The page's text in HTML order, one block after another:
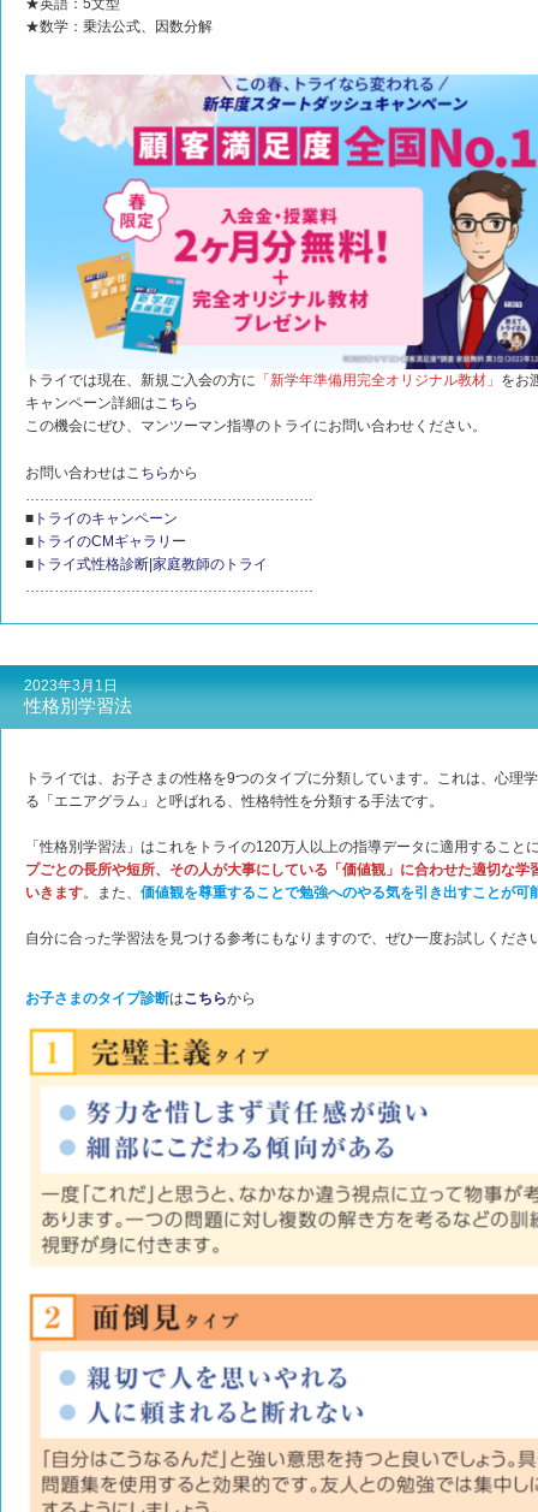
★英語：5文型
★数学：乗法公式、因数分解
トライでは現在、新規ご入会の方に 「新学年準備用完全オリジナル教材」 をお
キャンペーン詳細はこちら
この機会にぜひ、マンツーマン指導のトライにお問い合わせください。
お問い合わせはこちらから
……………………………………………………
■ トライのキャンペーン
■ トライのCMギャラリー
■ トライ式性格診断|家庭教師のトライ
……………………………………………………
2023年3月1日
性格別学習法
トライでは、お子さまの性格を9つのタイプに分類しています。これは、心理
る「エニアグラム」と呼ばれる、性格特性を分類する手法です。
「性格別学習法」はこれをトライの120万人以上の指導データに適用すること
プごとの長所や短所、その人が大事にしている「価値観」に合わせた適切な
いきます。また、 価値観を尊重することで勉強へのやる気を引き出すことが可
自分に合った学習法を見つける参考にもなりますので、ぜひ一度お試しくださ
お子さまのタイプ診断はこちらから